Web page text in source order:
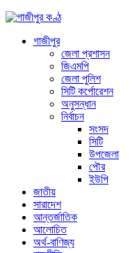
গাজীপুর
জেলা প্রশাসন
জিএমপি
জেলা পুলিশ
সিটি কর্পোরেশন
অনুসন্ধান
নির্বাচন
সংসদ
সিটি
উপজেলা
পৌর
ইউপি
জাতীয়
সারাদেশ
আন্তর্জাতিক
আলোচিত
অর্থ-বাণিজ্য